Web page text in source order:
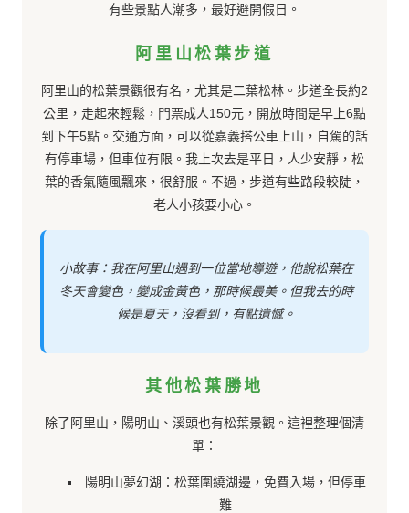
有些景點人潮多，最好避開假日。
阿里山松葉步道
阿里山的松葉景觀很有名，尤其是二葉松林。步道全長約2
公里，走起來輕鬆，門票成人150元，開放時間是早上6點
到下午5點。交通方面，可以從嘉義搭公車上山，自駕的話
有停車場，但車位有限。我上次去是平日，人少安靜，松
葉的香氣隨風飄來，很舒服。不過，步道有些路段較陡，
老人小孩要小心。
小故事：我在阿里山遇到一位當地導遊，他說松葉在
冬天會變色，變成金黃色，那時候最美。但我去的時
候是夏天，沒看到，有點遺憾。
其他松葉勝地
除了阿里山，陽明山、溪頭也有松葉景觀。這裡整理個清
單：
陽明山夢幻湖：松葉圍繞湖邊，免費入場，但停車
難